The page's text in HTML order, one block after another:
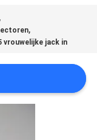
,
,
vrouwelijke jack in